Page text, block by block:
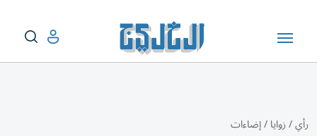
رأي/زوايا/إضاءات